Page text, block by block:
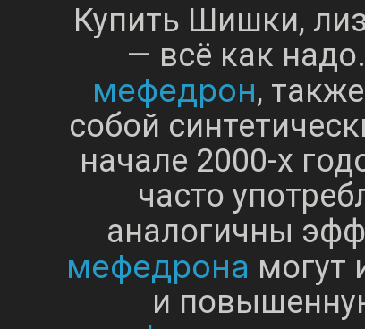
Купить Шишки,
— всё как
мефедрон,
собой
начале 2000-х
часто
аналогичны
мефедрона могут
и